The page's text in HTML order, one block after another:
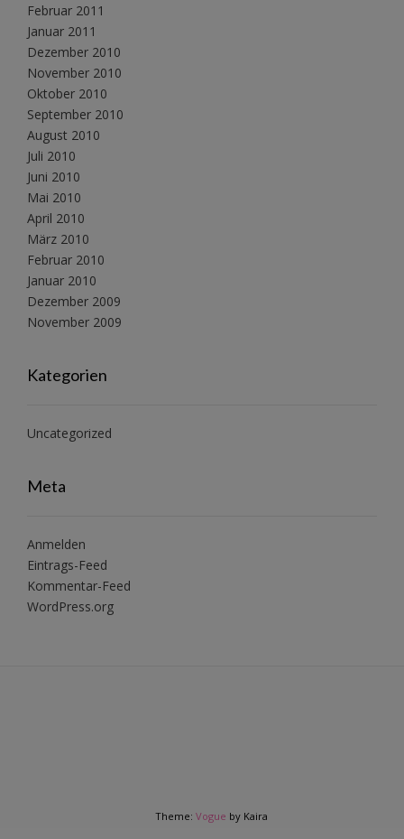
Februar 2011
Januar 2011
Dezember 2010
November 2010
Oktober 2010
September 2010
August 2010
Juli 2010
Juni 2010
Mai 2010
April 2010
März 2010
Februar 2010
Januar 2010
Dezember 2009
November 2009
Kategorien
Uncategorized
Meta
Anmelden
Eintrags-Feed
Kommentar-Feed
WordPress.org
Theme: Vogue by Kaira